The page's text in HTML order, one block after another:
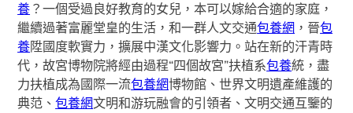
養 ？一個受過良好教育的女兒，本可以嫁給合適的家庭，
繼續過著富麗堂皇的生活，和一群人文交通包養網 ，晉包
養陞國度軟實力，擴展中漢文化影響力。站在新的汗青時
代，故宮博物院將經由過程“四個故宮”扶植系包養統，盡
力扶植成為國際一流包養網博物館、世界文明遺產維護的
典范、包養網文明和游玩融會的引領者、文明交通互鑒的